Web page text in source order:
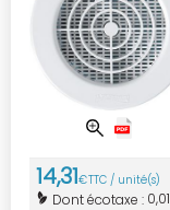
14,31€TTC / unité(s)
Dont écotaxe : 0,01